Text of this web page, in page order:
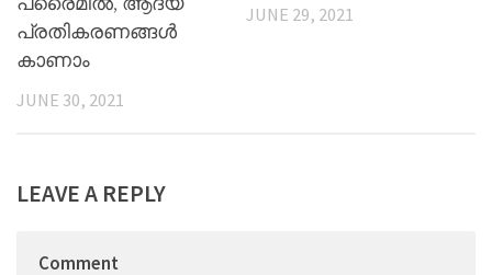
പ്രതികരണങ്ങള്‍
കാണാം
JUNE 30, 2021
JUNE 29, 2021
LEAVE A REPLY
Comment